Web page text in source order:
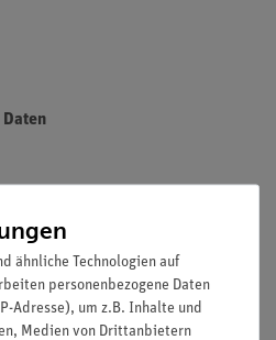
dass wir keine Chemikalien an
ChemVerbotsV geben wir
berufsmässige
Untersuchungs und
ähnliche Technologien auf
personenbezogene Daten
Adresse), um z.B. Inhalte und
Medien von Drittanbietern